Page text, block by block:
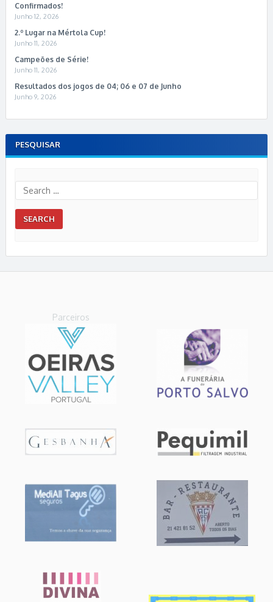
Confirmados!
Junho 12, 2026
2.º Lugar na Mértola Cup!
Junho 11, 2026
Campeões de Série!
Junho 11, 2026
Resultados dos jogos de 04; 06 e 07 de Junho
Junho 9, 2026
PESQUISAR
Parceiros